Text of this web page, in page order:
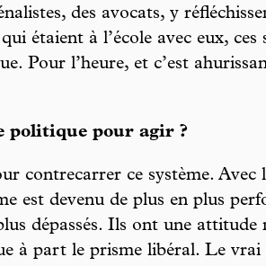
des avocats, y
étaient à l’école avec eux, ces
Pour l’heure, et c’est
politique pour agir ?
contrecarrer ce système. Avec
est devenu de plus en plus
dépassés. Ils ont une attitude
à part le prisme libéral. Le vrai